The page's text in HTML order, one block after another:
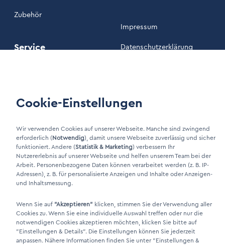
Zubehör
Service
Kundenportal
Impressum
Datenschutzerklärung
LinkIn Link
Xing Link
Cookie-Einstellungen
Wir verwenden Cookies auf unserer Webseite. Manche sind zwingend
erforderlich (Notwendig), damit unsere Webseite zuverlässig und sicher
funktioniert. Andere (Statistik & Marketing) verbessern Ihr
Nutzererlebnis auf unserer Webseite und helfen unserem Team bei der
Arbeit. Personenbezogene Daten können verarbeitet werden (z. B. IP-
Adressen), z. B. für personalisierte Anzeigen und Inhalte oder Anzeigen-
und Inhaltsmessung.
Wenn Sie auf "Akzeptieren" klicken, stimmen Sie der Verwendung aller
Cookies zu. Wenn Sie eine individuelle Auswahl treffen oder nur die
notwendigen Cookies akzeptieren möchten, klicken Sie bitte auf
"Einstellungen & Details". Die Einstellungen können Sie jederzeit
anpassen. Nähere Informationen finden Sie unter "Einstellungen &